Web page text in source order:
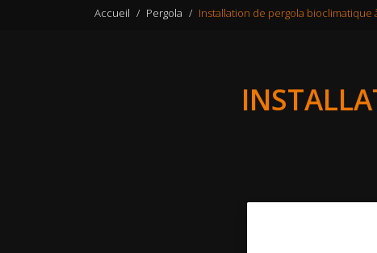
Accueil Pergola Installation de pergola bioclimatique